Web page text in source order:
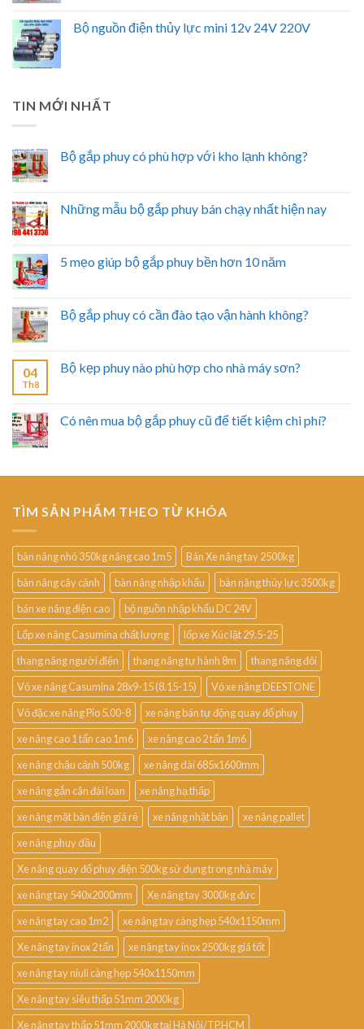
Bộ nguồn điện thủy lực mini 12v 24V 220V
TIN MỚI NHẤT
Bộ gắp phuy có phù hợp với kho lạnh không?
Những mẫu bộ gắp phuy bán chạy nhất hiện nay
5 mẹo giúp bộ gắp phuy bền hơn 10 năm
Bộ gắp phuy có cần đào tạo vận hành không?
04
Th8
Bộ kẹp phuy nào phù hợp cho nhà máy sơn?
Có nên mua bộ gắp phuy cũ để tiết kiệm chi phí?
TÌM SẢN PHẨM THEO TỪ KHÓA
bàn nâng nhỏ 350kg nâng cao 1m5
Bán Xe nâng tay 2500kg
bàn nâng cây cảnh
bàn nâng nhập khẩu
bàn nâng thủy lực 3500kg
bán xe nâng điện cao
bộ nguồn nhập khẩu DC 24V
Lốp xe nâng Casumina chất lượng
lốp xe Xúc lật 29.5-25
thang nâng người điện
thang nâng tự hành 8m
thang nâng đôi
Vỏ xe nâng Casumina 28x9-15 (8.15-15)
Vỏ xe nâng DEESTONE
Vỏ đặc xe nâng Pio 5.00-8
xe nâng bán tự động quay đổ phuy
xe nâng cao 1 tấn cao 1m6
xe nâng cao 2 tấn 1m6
xe nâng chậu cảnh 500kg
xe nâng dài 685x1600mm
xe nâng gắn cân đài loan
xe nâng hạ thấp
xe nâng mặt bàn điện giá rẻ
xe nâng nhật bản
xe nâng pallet
xe nâng phuy dầu
Xe nâng quay đổ phuy điện 500kg sử dụng trong nhà máy
xe nâng tay 540x2000mm
Xe nâng tay 3000kg đức
xe nâng tay cao 1m2
xe nâng tay càng hẹp 540x1150mm
Xe nâng tay inox 2 tấn
xe nâng tay inox 2500kg giá tốt
xe nâng tay niuli càng hẹp 540x1150mm
Xe nâng tay siêu thấp 51mm 2000kg
Xe nâng tay thấp 51mm 2000kg tại Hà Nội/TP.HCM